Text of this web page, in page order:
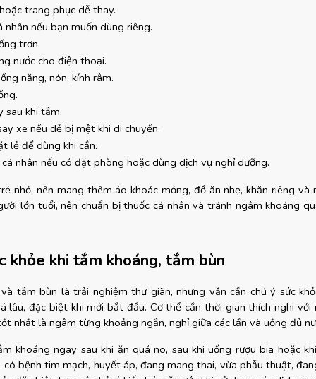
trang phục dễ thay.
nhân nếu bạn muốn dùng riêng.
trơn.
nước cho điện thoại.
nắng, nón, kính râm.
sau khi tắm.
xe nếu dễ bị mệt khi di chuyển.
lẻ để dùng khi cần.
nhân nếu có đặt phòng hoặc dùng dịch vụ nghỉ dưỡng.
nhỏ, nên mang thêm áo khoác mỏng, đồ ăn nhẹ, khăn riêng
lớn tuổi, nên chuẩn bị thuốc cá nhân và tránh ngâm khoáng
khỏe khi tắm khoáng, tắm bùn
tắm bùn là trải nghiệm thư giãn, nhưng vẫn cần chú ý sức
lâu, đặc biệt khi mới bắt đầu. Cơ thể cần thời gian thích nghi với
nhất là ngâm từng khoảng ngắn, nghỉ giữa các lần và uống đủ
khoáng ngay sau khi ăn quá no, sau khi uống rượu bia hoặc
có bệnh tim mạch, huyết áp, đang mang thai, vừa phẫu thuật,